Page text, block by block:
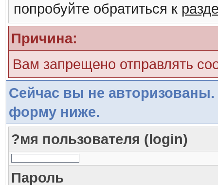
попробуйте обратиться к
Причина:
Вам запрещено отправлять
Сейчас вы не авторизованы.
форму ниже.
?мя пользователя (login)
Пароль